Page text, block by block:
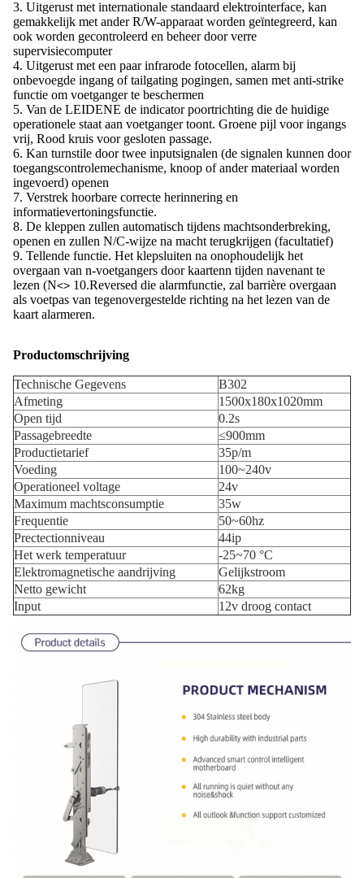
3. Uitgerust met internationale standaard elektrointerface, kan
gemakkelijk met ander R/W-apparaat worden geïntegreerd, kan
ook worden gecontroleerd en beheer door verre
supervisiecomputer
4. Uitgerust met een paar infrarode fotocellen, alarm bij
onbevoegde ingang of tailgating pogingen, samen met anti-strike
functie om voetganger te beschermen
5. Van de LEIDENE de indicator poortrichting die de huidige
operationele staat aan voetganger toont. Groene pijl voor ingangs
vrij, Rood kruis voor gesloten passage.
6. Kan turnstile door twee inputsignalen (de signalen kunnen door
toegangscontrolemechanisme, knoop of ander materiaal worden
ingevoerd) openen
7. Verstrek hoorbare correcte herinnering en
informatievertoningsfunctie.
8. De kleppen zullen automatisch tijdens machtsonderbreking,
openen en zullen N/C-wijze na macht terugkrijgen (facultatief)
9. Tellende functie. Het klepsluiten na onophoudelijk het
overgaan van n-voetgangers door kaartenn tijden navenant te
lezen (N<> 10.Reversed die alarmfunctie, zal barrière overgaan
als voetpas van tegenovergestelde richting na het lezen van de
kaart alarmeren.
Productomschrijving
Technische Gegevens
B302
Afmeting
1500x180x1020mm
Open tijd
0.2s
Passagebreedte
≤900mm
Productietarief
35p/m
Voeding
100~240v
Operationeel voltage
24v
Maximum machtsconsumptie
35w
Frequentie
50~60hz
Prectectionniveau
44ip
Het werk temperatuur
-25~70 °C
Elektromagnetische aandrijving
Gelijkstroom
Netto gewicht
62kg
Input
12v droog contact